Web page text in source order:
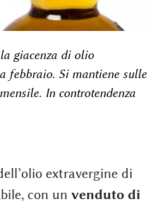
giacenza di olio
febbraio. Si mantiene sulle
In controtendenza
extravergine di
con un venduto di